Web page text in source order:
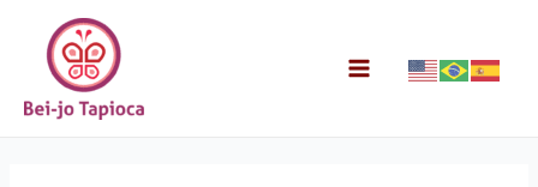
conteúdo
Menu
navigation